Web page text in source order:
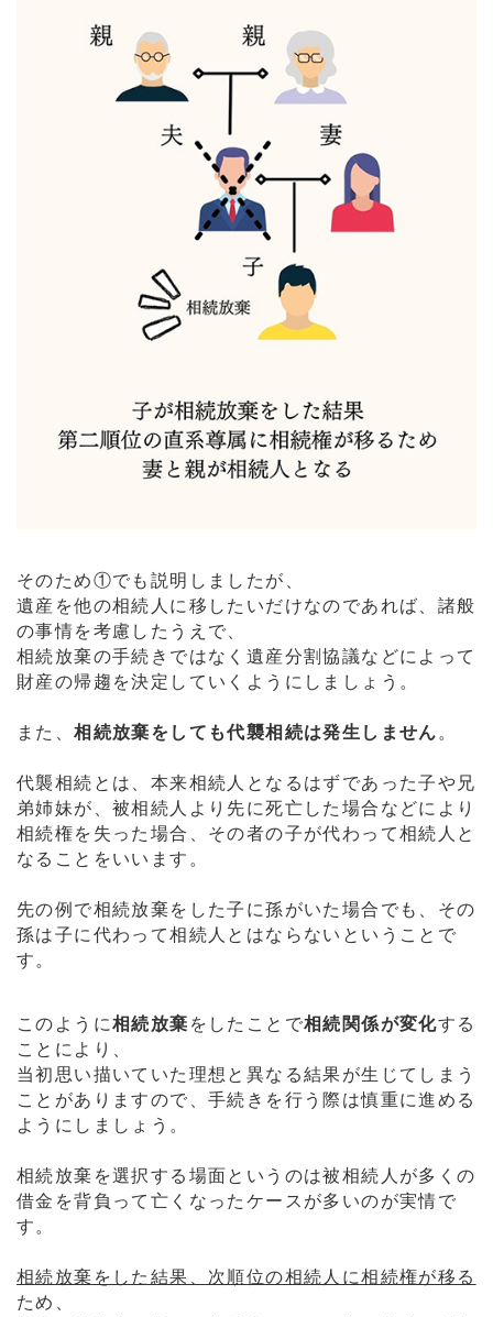
そのため①でも説明しましたが、
遺産を他の相続人に移したいだけなのであれば、諸般
の事情を考慮したうえで、
相続放棄の手続きではなく遺産分割協議などによって
財産の帰趨を決定していくようにしましょう。
また、相続放棄をしても代襲相続は発生しません 。
代襲相続とは、本来相続人となるはずであった子や兄
弟姉妹が、被相続人より先に死亡した場合などにより
相続権を失った場合、その者の子が代わって相続人と
なることをいいます。
先の例で相続放棄をした子に孫がいた場合でも、その
孫は子に代わって相続人とはならないということで
す。
このように相続放棄 をしたことで相続関係が変化する
ことにより、
当初思い描いていた理想と異なる結果が生じてしまう
ことがありますので、手続きを行う際は慎重に進める
ようにしましょう。
相続放棄を選択する場面というのは被相続人が多くの
借金を背負って亡くなったケースが多いのが実情で
す。
相続放棄をした結果、次順位の相続人に相続権が移る
ため、